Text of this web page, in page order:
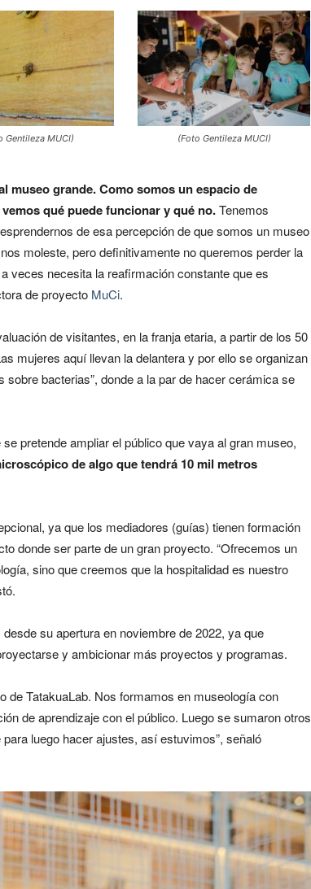
Gentileza MUCI) (Foto Gentileza MUCI)
museo grande. Como somos un espacio de
qué puede funcionar y qué no.Tenemos
de esa percepción de que somos un museo
moleste, pero definitivamente no queremos perder la
veces necesita la reafirmación constante que es
de proyecto MuCi.
de visitantes, en la franja etaria, a partir de los 50
mujeres aquí llevan la delantera y por ello se organizan
bacterias”, donde a la par de hacer cerámica se
pretende ampliar el público que vaya al gran museo,
de algo que tendrá 10 mil metros
ya que los mediadores (guías) tienen formación
donde ser parte de un gran proyecto. “Ofrecemos un
sino que creemos que la hospitalidad es nuestro
su apertura en noviembre de 2022, ya que
y ambicionar más proyectos y programas.
de TatakuaLab. Nos formamos en museología con
de aprendizaje con el público. Luego se sumaron otros
luego hacer ajustes, así estuvimos”, señaló